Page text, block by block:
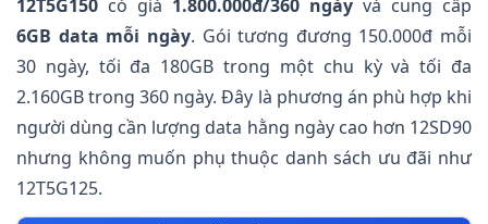
12T5G150 có giá 1.800.000đ/360 ngày và cung cấp
6GB data mỗi ngày. Gói tương đương 150.000đ mỗi
30 ngày, tối đa 180GB trong một chu kỳ và tối đa
2.160GB trong 360 ngày. Đây là phương án phù hợp khi
người dùng cần lượng data hằng ngày cao hơn 12SD90
nhưng không muốn phụ thuộc danh sách ưu đãi như
12T5G125.